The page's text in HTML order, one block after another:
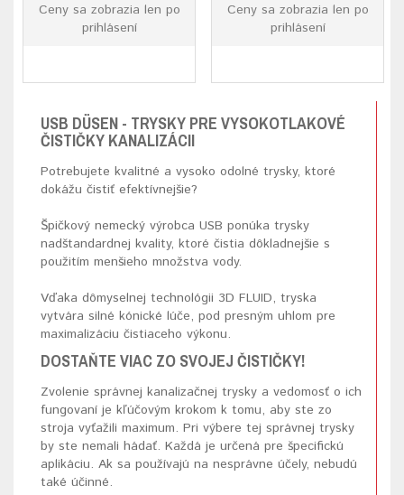
Ceny sa zobrazia len po
prihlásení
Ceny sa zobrazia len po
prihlásení
USB DÜSEN - TRYSKY PRE VYSOKOTLAKOVÉ
ČISTIČKY KANALIZÁCII
Potrebujete kvalitné a vysoko odolné trysky, ktoré
dokážu čistiť efektívnejšie?
Špičkový nemecký výrobca USB ponúka trysky
nadštandardnej kvality, ktoré čistia dôkladnejšie s
použitím menšieho množstva vody.
Vďaka dômyselnej technológii 3D FLUID, tryska
vytvára silné kónické lúče, pod presným uhlom pre
maximalizáciu čistiaceho výkonu.
DOSTAŇTE VIAC ZO SVOJEJ ČISTIČKY!
Zvolenie správnej kanalizačnej trysky a vedomosť o ich
fungovaní je kľúčovým krokom k tomu, aby ste zo
stroja vyťažili maximum. Pri výbere tej správnej trysky
by ste nemali hádať. Každá je určená pre špecifickú
aplikáciu. Ak sa používajú na nesprávne účely, nebudú
také účinné.